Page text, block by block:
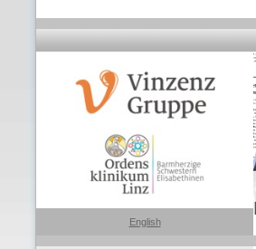
English